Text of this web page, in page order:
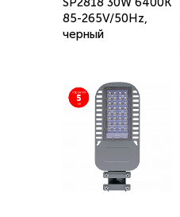
85-265V/50Hz,
черный